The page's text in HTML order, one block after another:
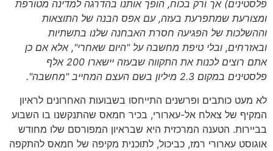
פלסטינים) אך ורק בכוח, הופך אותנו בהדרגה למדינה מטורפת
ומצורעת שמתפרעת בעזה, עם אפס הבנה של התוצאות
וההשלכות של הפגיעה חסרת האבחנה שלנו בתשתיות
ובאזרחים, ובלי טיפת מחשבה על "היום שאחרי", אלא אם כן
אתם רוצים לכנות את התקווה שבעזה יישארו 200 אלף
פלסטינים במקום 2.3 מיליון בשם העצם המחייב "מחשבה".
לא מעט כותבים ופרשנים התייחסו בשבועות האחרונים לראיון
המקיף של צאלח אל-עארורי, בכיר חמאס שהתנקשנו בו השבוע
בביירות. הטענה המרכזית היא שבראיון המפורסם שלו מחודש
אוגוסט עארורי רמז, כביכול, לתוכנית מקיפה של חמאס להתקפה